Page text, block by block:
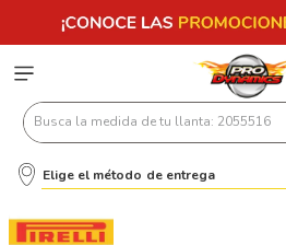
Busca la medida de tu llanta:
Elige el método de entrega